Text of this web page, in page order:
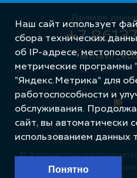
Прямая
+7
© Администрация
Армавир
Разработка сайта
Наш сайт использует
сбора технических
об IP-адресе,
метрические
"Яндекс.Метрика" для
работоспособности и
обслуживания.
сайт, вы автоматически
использованием данных
Понятно